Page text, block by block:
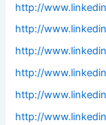
http://
http://
http://
http://
http://
http://